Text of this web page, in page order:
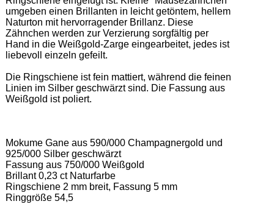
umgeben einen Brillanten in leicht getöntem, hellem
Naturton mit hervorragender Brillanz. Diese
Zähnchen werden zur Verzierung sorgfältig per
Hand in die Weißgold-Zarge eingearbeitet, jedes ist
liebevoll einzeln gefeilt.
Die Ringschiene ist fein mattiert, während die feinen
Linien im Silber geschwärzt sind. Die Fassung aus
Weißgold ist poliert.
Mokume Gane aus 590/000 Champagnergold und
925/000 Silber geschwärzt
Fassung aus 750/000 Weißgold
Brillant 0,23 ct Naturfarbe
Ringschiene 2 mm breit, Fassung 5 mm
Ringgröße 54,5